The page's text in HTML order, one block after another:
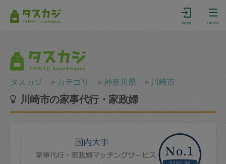
login menu
タスカジ ＞ カテゴリ ＞神奈川県 ＞ 川崎市
川崎市の家事代行・家政婦